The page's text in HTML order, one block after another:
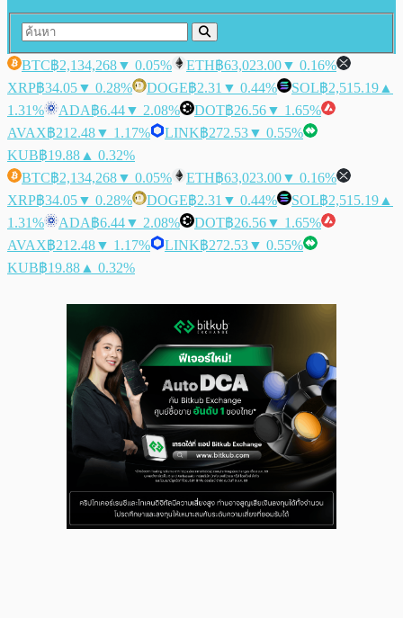
BTC฿2,134,268▼ 0.05% ETH฿63,023.00▼ 0.16%
XRP฿34.05▼ 0.28% DOGE฿2.31 ▼ 0.44% SOL฿2,515.19 ▲
1.31%
ADA฿6.44▼ 2.08% DOT฿26.56▼ 1.65%
AVAX฿212.48▼ 1.17% LINK฿272.53▼ 0.55%
KUB฿19.88 ▲ 0.32%
BTC฿2,134,268▼ 0.05% ETH฿63,023.00▼ 0.16%
XRP฿34.05▼ 0.28% DOGE฿2.31 ▼ 0.44% SOL฿2,515.19 ▲
1.31%
ADA฿6.44▼ 2.08% DOT฿26.56▼ 1.65%
AVAX฿212.48▼ 1.17% LINK฿272.53▼ 0.55%
KUB฿19.88 ▲ 0.32%